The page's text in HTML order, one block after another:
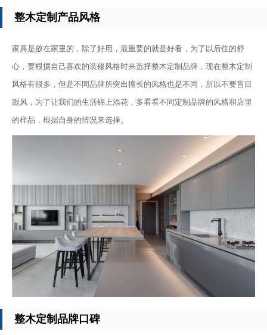
整木定制产品风格
家具是放在家里的，除了好用，最重要的就是好看，为了以后住的舒
心，要根据自己喜欢的装修风格时来选择整木定制品牌，现在整木定制
风格有很多，但是不同品牌所突出擅长的风格也是不同，所以不要盲目
跟风，为了让我们的生活锦上添花，多看看不同定制品牌的风格和店里
的样品，根据自身的情况来选择。
整木定制品牌口碑